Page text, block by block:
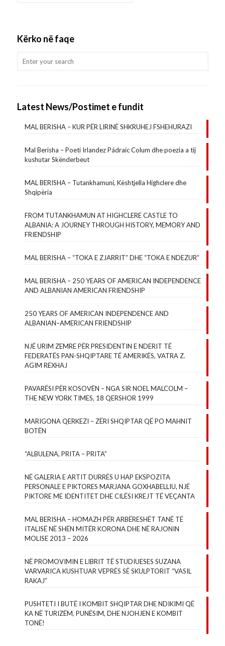
Kërko në faqe
Latest News/Postimet e fundit
MAL BERISHA – KUR PËR LIRINË SHKRUHEJ FSHEHURAZI
Mal Berisha – Poeti Irlandez Pádraic Colum dhe poezia a tij
kushutar Skënderbeut
MAL BERISHA – Tutankhamuni, Kështjella Highclere dhe
Shqipëria
FROM TUTANKHAMUN AT HIGHCLERE CASTLE TO
ALBANIA: A JOURNEY THROUGH HISTORY, MEMORY AND
FRIENDSHIP
MAL BERISHA – “TOKA E ZJARRIT” DHE “TOKA E NDEZUR”
MAL BERISHA – 250 YEARS OF AMERICAN INDEPENDENCE
AND ALBANIAN AMERICAN FRIENDSHIP
250 YEARS OF AMERICAN INDEPENDENCE AND
ALBANIAN–AMERICAN FRIENDSHIP
NJË URIM ZEMRE PËR PRESIDENTIN E NDERIT TË
FEDERATËS PAN-SHQIPTARE TË AMERIKËS, VATRA Z.
AGIM REXHAJ
PAVARËSI PËR KOSOVËN – NGA SIR NOEL MALCOLM –
THE NEW YORK TIMES, 18 QERSHOR 1999
MARIGONA QERKEZI – ZËRI SHQIPTAR QË PO MAHNIT
BOTËN
“ALBULENA, PRITA – PRITA”
NË GALERIA E ARTIT DURRËS U HAP EKSPOZITA
PERSONALE E PIKTORES MARJANA GOXHABELLIU, NJË
PIKTORE ME IDENTITET DHE CILËSI KREJT TË VEÇANTA
MAL BERISHA – HOMAZH PËR ARBËRESHËT TANË TË
ITALISË NË SHËN MITËR KORONA DHE NË RAJONIN
MOLISE 2013 – 2026
NË PROMOVIMIN E LIBRIT TË STUDIUESES SUZANA
VARVARICA KUSHTUAR VEPRËS SË SKULPTORIT “VASIL
RAKAJ”
PUSHTETI I BUTË I KOMBIT SHQIPTAR DHE NDIKIMI QË
KA NË TURIZËM, PUNËSIM, DHE NJOHJEN E KOMBIT
TONË!